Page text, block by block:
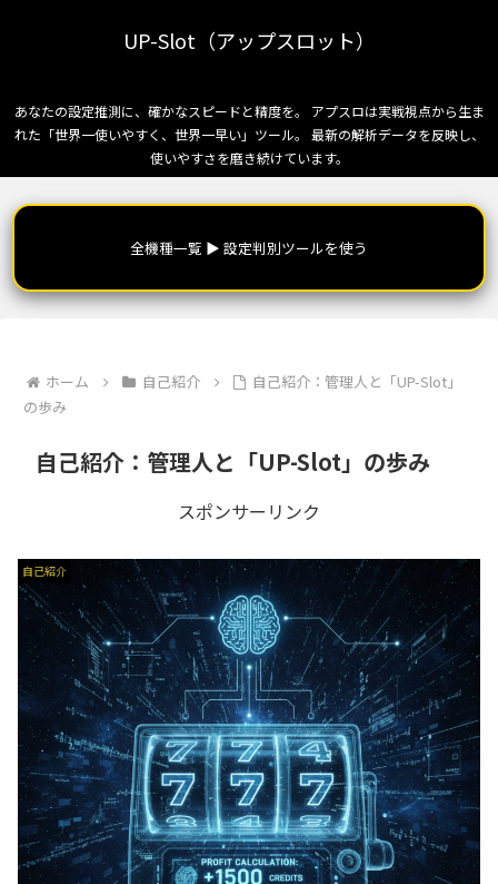
UP-Slot（アップスロット）
あなたの設定推測に、確かなスピードと精度を。 アプスロは実戦視点から生ま
れた「世界一使いやすく、世界一早い」ツール。 最新の解析データを反映し、
使いやすさを磨き続けています。
​全機種一覧 ▶︎ 設定判別ツールを使う
ホーム 自己紹介
自己紹介：管理人と「UP-Slot」
の歩み
自己紹介：管理人と「UP-Slot」の歩み
スポンサーリンク
自己紹介